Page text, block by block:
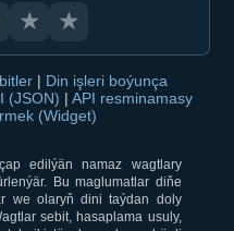
★ ★
| Din işleri boýunça
(JSON) | API resminamasy
(Widget)
edilýän namaz wagtlary
Bu maglumatlar diňe
we olaryň dini taýdan doly
sebit, hasaplama usuly,